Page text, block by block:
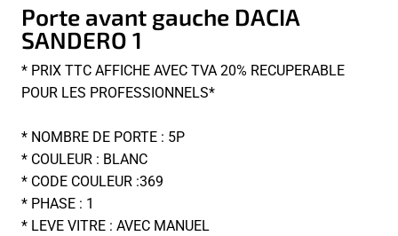
Porte avant gauche DACIA
SANDERO 1
* PRIX TTC AFFICHE AVEC TVA 20% RECUPERABLE
POUR LES PROFESSIONNELS*
* NOMBRE DE PORTE : 5P
* COULEUR : BLANC
* CODE COULEUR :369
* PHASE : 1
* LEVE VITRE : AVEC MANUEL